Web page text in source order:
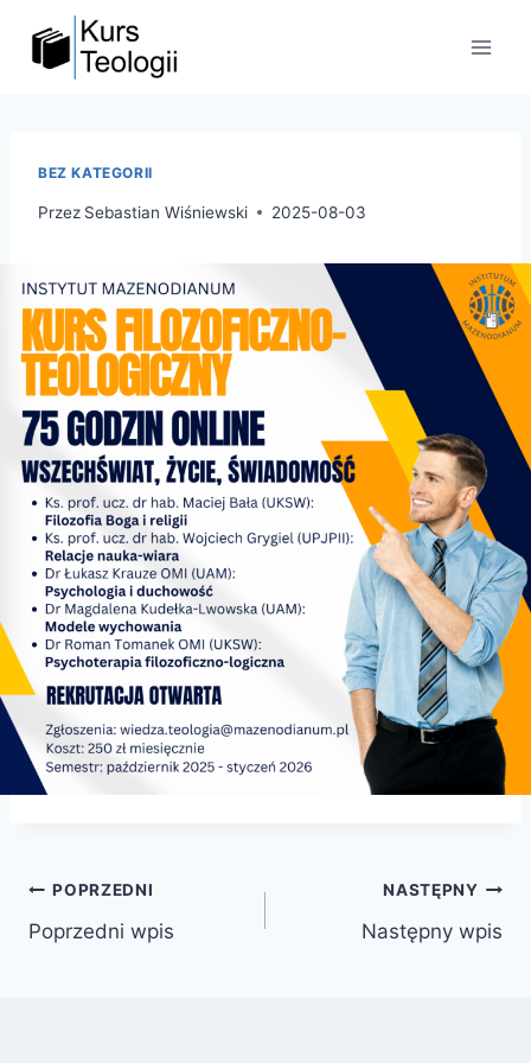
BEZ KATEGORII
Przez Sebastian Wiśniewski 2025-08-03
Nawigacja
wpisu
POPRZEDNI
Poprzedni wpis
NASTĘPNY
Następny wpis